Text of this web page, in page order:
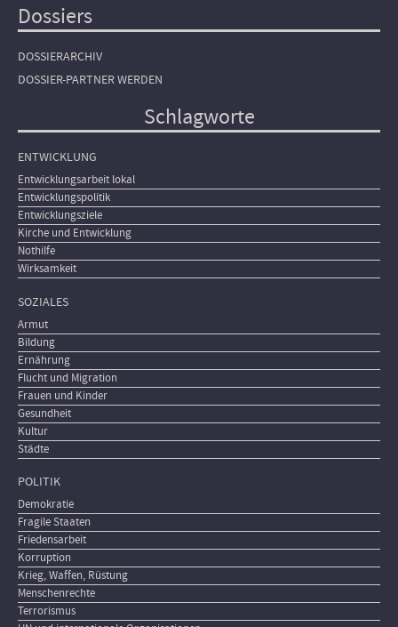
Dossiers
DOSSIERARCHIV
DOSSIER-PARTNER WERDEN
Schlagworte
ENTWICKLUNG
Entwicklungsarbeit lokal
Entwicklungspolitik
Entwicklungsziele
Kirche und Entwicklung
Nothilfe
Wirksamkeit
SOZIALES
Armut
Bildung
Ernährung
Flucht und Migration
Frauen und Kinder
Gesundheit
Kultur
Städte
POLITIK
Demokratie
Fragile Staaten
Friedensarbeit
Korruption
Krieg, Waffen, Rüstung
Menschenrechte
Terrorismus